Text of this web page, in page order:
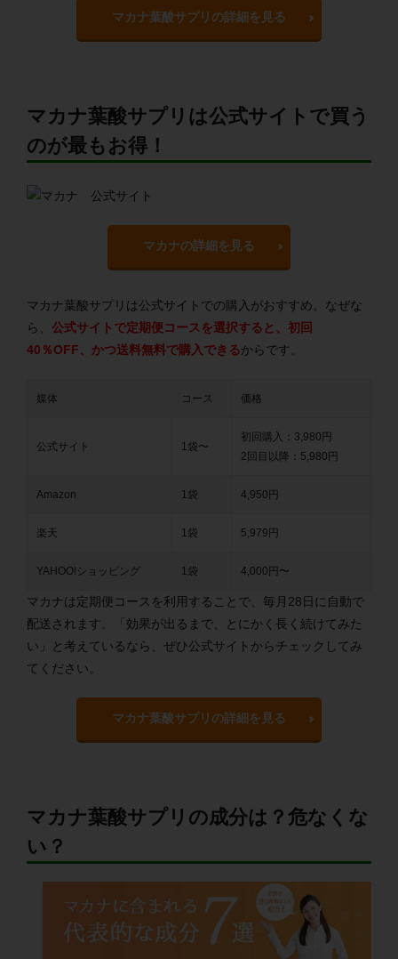
マカナ葉酸サプリの詳細を見る
マカナ葉酸サプリは公式サイトで買う
のが最もお得！
マカナの詳細を見る
マカナ葉酸サプリは公式サイトでの購入がおすすめ。なぜな
ら、 公式サイトで定期便コースを選択すると、初回
40％OFF、かつ送料無料で購入できるからです。
媒体 コース 価格
公式サイト 1袋〜
初回購入：3,980円
2回目以降：5,980円
Amazon 1袋 4,950円
楽天 1袋 5,979円
YAHOO!ショッピング 1袋 4,000円〜
マカナは定期便コースを利用することで、毎月28日に自動で
配送されます。「効果が出るまで、とにかく長く続けてみた
い」と考えているなら、ぜひ公式サイトからチェックしてみ
てください。
マカナ葉酸サプリの詳細を見る
マカナ葉酸サプリの成分は？危なくな
い？